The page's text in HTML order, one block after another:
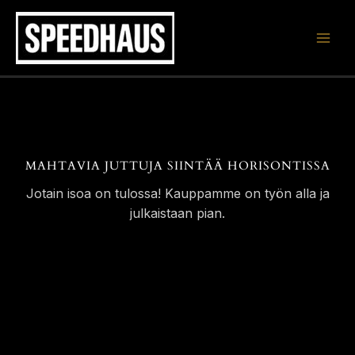
Siirry
sisältöön
MAHTAVIA JUTTUJA SIINTÄÄ HORISONTISSA
Jotain isoa on tulossa! Kauppamme on työn alla ja
julkaistaan pian.